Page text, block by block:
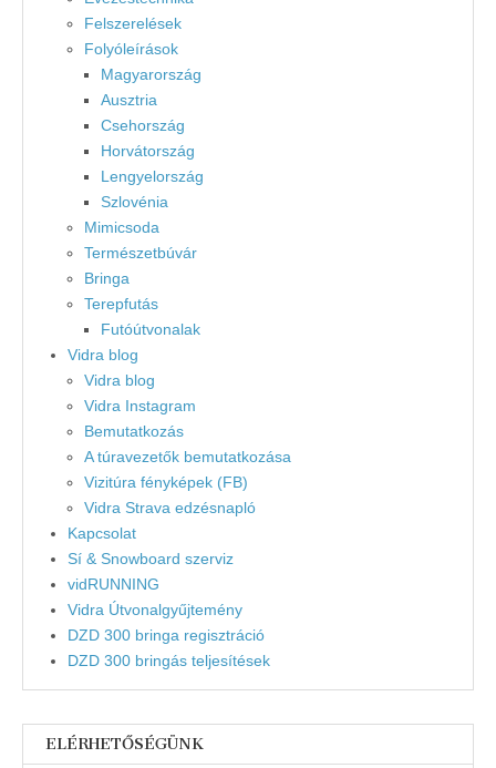
Felszerelések
Folyóleírások
Magyarország
Ausztria
Csehország
Horvátország
Lengyelország
Szlovénia
Mimicsoda
Természetbúvár
Bringa
Terepfutás
Futóútvonalak
Vidra blog
Vidra blog
Vidra Instagram
Bemutatkozás
A túravezetők bemutatkozása
Vizitúra fényképek (FB)
Vidra Strava edzésnapló
Kapcsolat
Sí & Snowboard szerviz
vidRUNNING
Vidra Útvonalgyűjtemény
DZD 300 bringa regisztráció
DZD 300 bringás teljesítések
ELÉRHETŐSÉGÜNK